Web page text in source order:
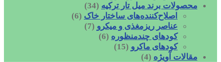
محصولات برند میل تار ترکیه (34)
اصلاح‌کننده‌های ساختار خاک (6)
عناصر ریزمغذی و میکرو (7)
کودهای چندمنظوره (6)
کودهای ماکرو (15)
مقالات آویژه (4)